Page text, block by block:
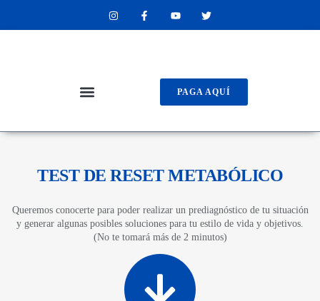
PAGA AQUÍ
TEST DE RESET METABÓLICO
Queremos conocerte para poder realizar un prediagnóstico de tu situación
y generar algunas posibles soluciones para tu estilo de vida y objetivos.
(No te tomará más de 2 minutos)